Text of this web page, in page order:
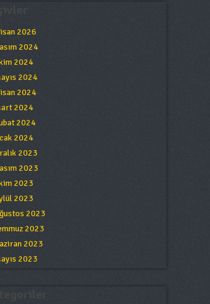
2026
2024
2024
2024
2024
2024
2024
2024
2023
2023
2023
2023
2023
2023
2023
2023